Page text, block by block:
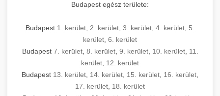
Budapest egész területe:
Budapest 1. kerület 2. kerület 3. kerület 4. kerület 5.
kerület 6. kerület
Budapest 7. kerület, 8. kerület, 9. kerület, 10. kerület, 11.
kerület 12. kerület
Budapest 13. kerület 14. kerület 15. kerület 16. kerület
17. kerület 18. kerület